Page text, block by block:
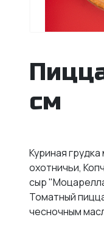
см
Куриная
охотничьи,
сыр
Томатный
чесночным